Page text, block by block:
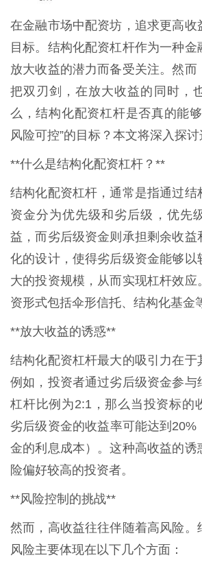
在金融市场中配资坊，追求更高收
目标。结构化配资杠杆作为一种金
放大收益的潜力而备受关注。然而
把双刃剑，在放大收益的同时，
么，结构化配资杠杆是否真的能够
风险可控”的目标？本文将深入探讨
**什么是结构化配资杠杆？**
结构化配资杠杆，通常是指通过结
资金分为优先级和劣后级，优先
益，而劣后级资金则承担剩余收益
化的设计，使得劣后级资金能够以
大的投资规模，从而实现杠杆效应
资形式包括伞形信托、结构化基金
**放大收益的诱惑**
结构化配资杠杆最大的吸引力在于
例如，投资者通过劣后级资金参与
杠杆比例为2:1，那么当投资标的
劣后级资金的收益率可能达到20%
金的利息成本）。这种高收益的诱
险偏好较高的投资者。
**风险控制的挑战**
然而，高收益往往伴随着高风险。
风险主要体现在以下几个方面：